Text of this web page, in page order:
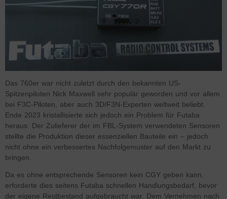
Das 760er war nicht zuletzt durch den bekannten US-
Spitzenpiloten Nick Maxwell sehr populär geworden und vor allem
bei F3C-Piloten, aber auch 3D/F3N-Experten weltweit beliebt.
Ende 2023 kristallisierte sich jedoch ein Problem für Futaba
heraus: Der Zulieferer der im FBL-System verwendeten Sensoren
stellte die Produktion dieser essenziellen Bauteile ein – jedoch
nicht ohne ein verbessertes Nachfolgemuster auf den Markt zu
bringen.
Da es ohne entsprechende Sensoren kein CGY geben kann,
erforderte dies seitens Futaba schnellen Handlungsbedarf, bevor
der eigene Restbestand aufgebraucht war. Dem Vernehmen nach